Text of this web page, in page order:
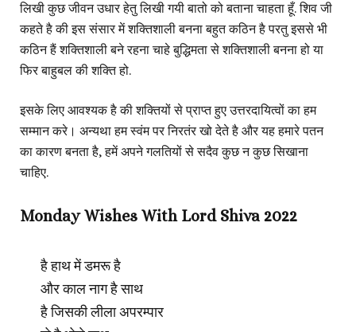
लिखी कुछ जीवन उधार हेतु लिखी गयी बातो को बताना चाहता हूँ. शिव जी
कहते है की इस संसार में शक्तिशाली बनना बहुत कठिन है परतु इससे भी
कठिन हैं शक्तिशाली बने रहना चाहे बुद्धिमता से शक्तिशाली बनना हो या
फिर बाहुबल की शक्ति हो.
इसके लिए आवश्यक है की शक्तियों से प्राप्त हुए उत्तरदायित्वों का हम
सम्मान करे। अन्यथा हम स्वंम पर निरतंर खो देते है और यह हमारे पतन
का कारण बनता है, हमें अपने गलतियों से सदैव कुछ न कुछ सिखाना
चाहिए.
Monday Wishes With Lord Shiva 2022
है हाथ में डमरू है
और काल नाग है साथ
है जिसकी लीला अपरम्पार